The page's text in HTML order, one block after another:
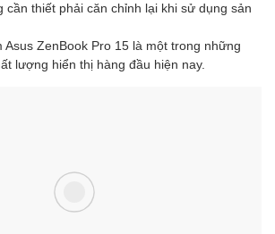
cần thiết phải căn chỉnh lại khi sử dụng sản
Asus ZenBook Pro 15 là một trong những
lượng hiển thị hàng đầu hiện nay.